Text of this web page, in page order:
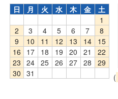
日
月 火 水 木 金
土
1
2
3 4 5 6 7
8
9
10 11 12 13 14
15
16
17 18 19 20 21
22
23
24 25 26 27 28
29
30
31
(